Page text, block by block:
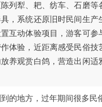
列犁、耙、纺车、石磨等
，系统还原旧时民间生产
互动体验项目，游客可参
体验，近距离感受民俗技
养观赏白鸽，营造出闲适
的地方，过年期间很多民